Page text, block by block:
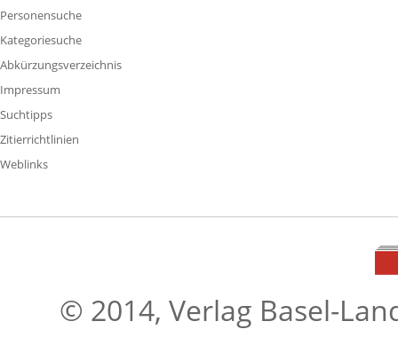
Personensuche
Kategoriesuche
Abkürzungsverzeichnis
Impressum
Suchtipps
Zitierrichtlinien
Weblinks
© 2014, Verlag Basel-